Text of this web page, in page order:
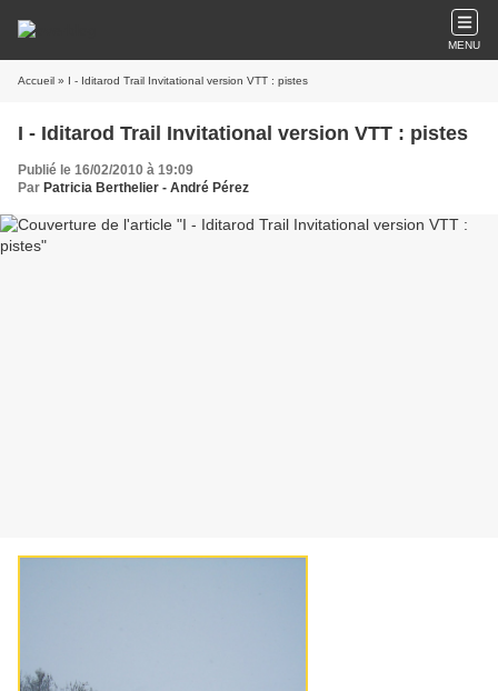
MENU
Accueil » I - Iditarod Trail Invitational version VTT : pistes
I - Iditarod Trail Invitational version VTT : pistes
Publié le 16/02/2010 à 19:09
Par Patricia Berthelier - André Pérez